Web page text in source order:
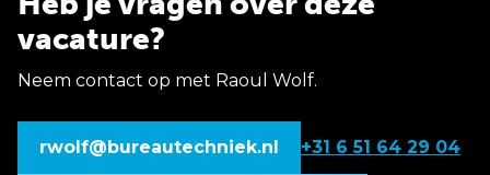
vacature?
Neem contact op met Raoul Wolf.
rwolf@bureautechniek.nl +31 6 51 64 29 04